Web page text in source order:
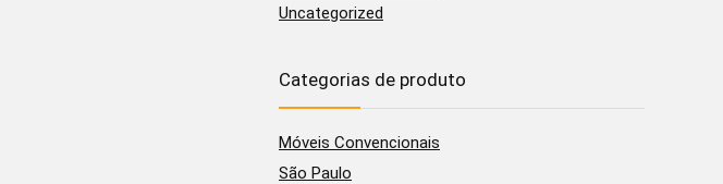
Uncategorized
Categorias de produto
Móveis Convencionais
São Paulo